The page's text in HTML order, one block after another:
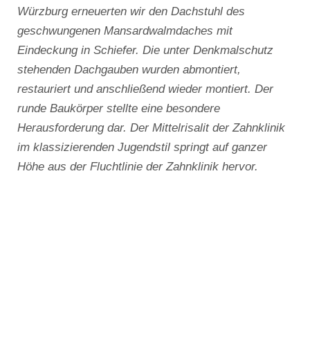
Würzburg erneuerten wir den Dachstuhl des
geschwungenen Mansardwalmdaches mit
Eindeckung in Schiefer. Die unter Denkmalschutz
stehenden Dachgauben wurden abmontiert,
restauriert und anschließend wieder montiert. Der
runde Baukörper stellte eine besondere
Herausforderung dar. Der Mittelrisalit der Zahnklinik
im klassizierenden Jugendstil springt auf ganzer
Höhe aus der Fluchtlinie der Zahnklinik hervor.